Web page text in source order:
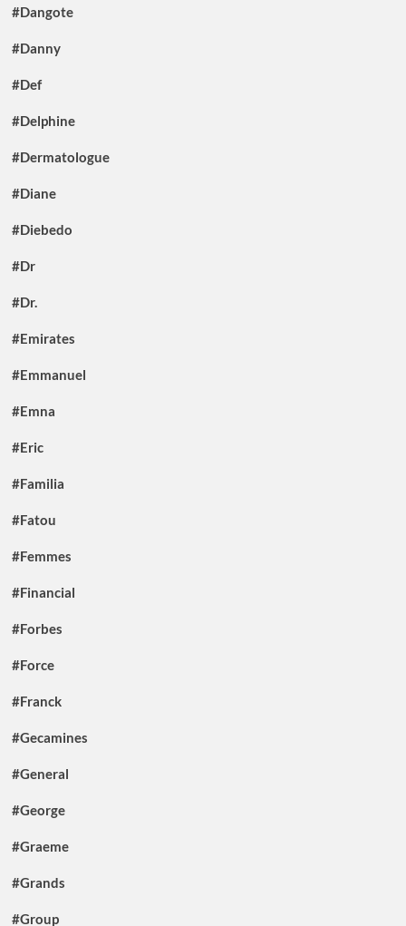
#Dangote
#Danny
#Def
#Delphine
#Dermatologue
#Diane
#Diebedo
#Dr
#Dr.
#Emirates
#Emmanuel
#Emna
#Eric
#Familia
#Fatou
#Femmes
#Financial
#Forbes
#Force
#Franck
#Gecamines
#General
#George
#Graeme
#Grands
#Group